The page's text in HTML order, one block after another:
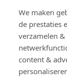
We maken
de prestaties
verzamelen
content &
Producten
Snelkoppelingen